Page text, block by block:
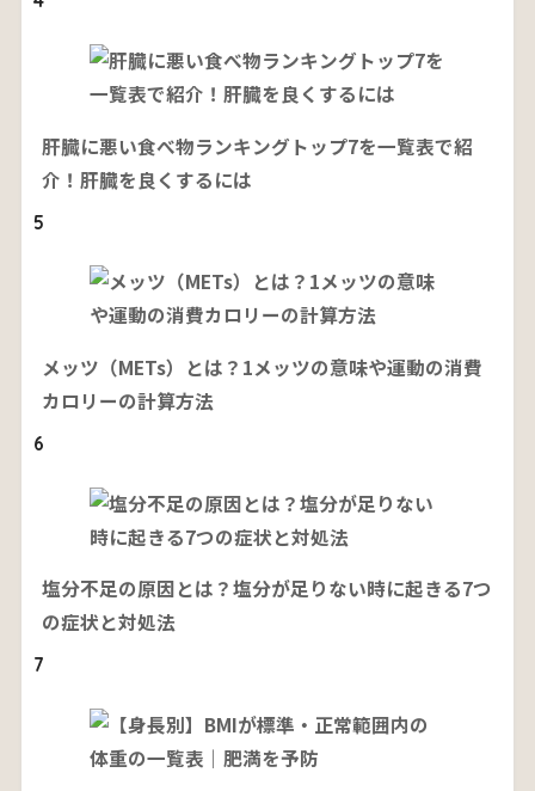
肝臓に悪い食べ物ランキングトップ7を一覧表で紹
介！肝臓を良くするには
5
メッツ（METs）とは？1メッツの意味や運動の消費
カロリーの計算方法
6
塩分不足の原因とは？塩分が足りない時に起きる7つ
の症状と対処法
7